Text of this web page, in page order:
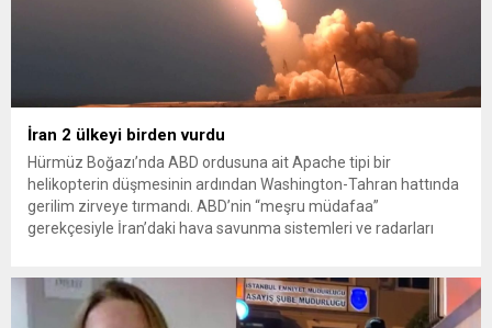
İran 2 ülkeyi birden vurdu
Hürmüz Boğazı’nda ABD ordusuna ait Apache tipi bir
helikopterin düşmesinin ardından Washington-Tahran hattında
gerilim zirveye tırmandı. ABD’nin “meşru müdafaa”
gerekçesiyle İran’daki hava savunma sistemleri ve radarları
yeni bir ABD saldırısına anında yanıt verileceğini duyurdu....